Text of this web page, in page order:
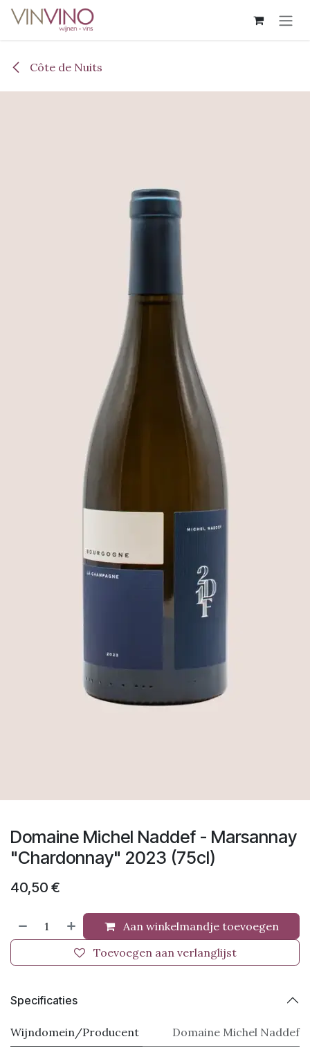
Overslaan naar inhoud
Côte de Nuits
Domaine Michel Naddef - Marsannay
"Chardonnay" 2023 (75cl)
40,50 €
Aan winkelmandje toevoegen
Toevoegen aan verlanglijst
Specificaties
Wijndomein/Producent Domaine Michel Naddef